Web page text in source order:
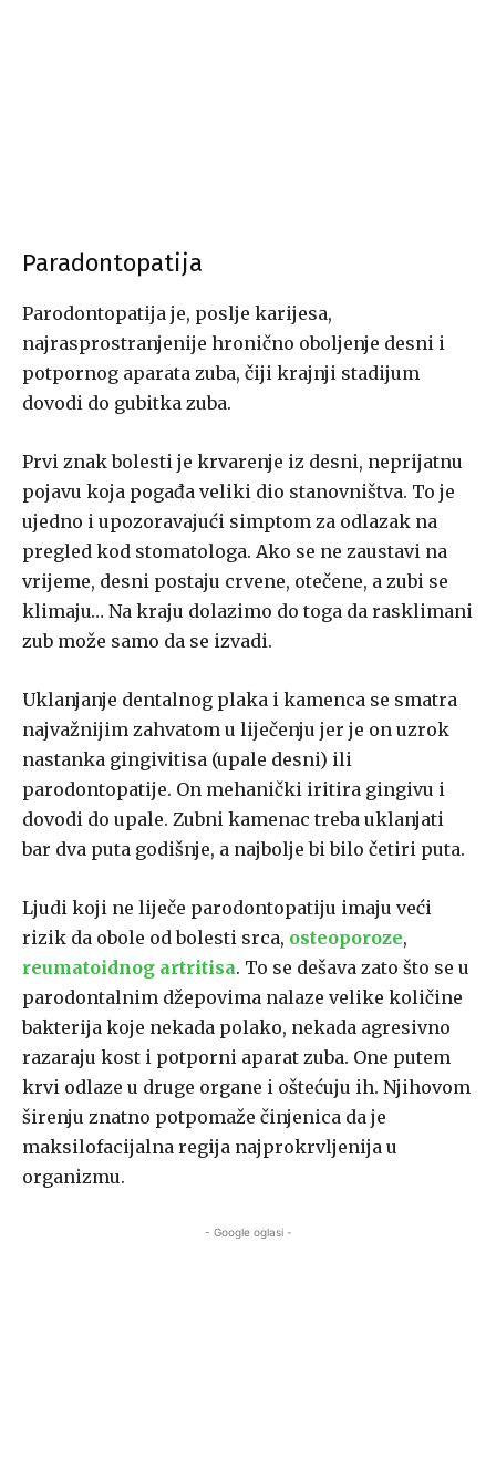
Paradontopatija
Parodontopatija je, poslje karijesa,
najrasprostranjenije hronično oboljenje desni i
potpornog aparata zuba, čiji krajnji stadijum
dovodi do gubitka zuba.
Prvi znak bolesti je krvarenje iz desni, neprijatnu
pojavu koja pogađa veliki dio stanovništva. To je
ujedno i upozoravajući simptom za odlazak na
pregled kod stomatologa. Ako se ne zaustavi na
vrijeme, desni postaju crvene, otečene, a zubi se
klimaju… Na kraju dolazimo do toga da rasklimani
zub može samo da se izvadi.
Uklanjanje dentalnog plaka i kamenca se smatra
najvažnijim zahvatom u liječenju jer je on uzrok
nastanka gingivitisa (upale desni) ili
parodontopatije. On mehanički iritira gingivu i
dovodi do upale. Zubni kamenac treba uklanjati
bar dva puta godišnje, a najbolje bi bilo četiri puta.
Ljudi koji ne liječe parodontopatiju imaju veći
rizik da obole od bolesti srca, osteoporoze,
reumatoidnog artritisa. To se dešava zato što se u
parodontalnim džepovima nalaze velike količine
bakterija koje nekada polako, nekada agresivno
razaraju kost i potporni aparat zuba. One putem
krvi odlaze u druge organe i oštećuju ih. Njihovom
širenju znatno potpomaže činjenica da je
maksilofacijalna regija najprokrvljenija u
organizmu.
- Google oglasi -